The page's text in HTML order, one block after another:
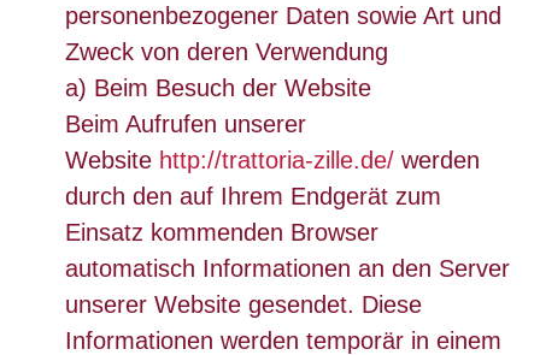
personenbezogener Daten sowie Art und
Zweck von deren Verwendung
a) Beim Besuch der Website
Beim Aufrufen unserer
Website http://trattoria-zille.de/ werden
durch den auf Ihrem Endgerät zum
Einsatz kommenden Browser
automatisch Informationen an den Server
unserer Website gesendet. Diese
Informationen werden temporär in einem